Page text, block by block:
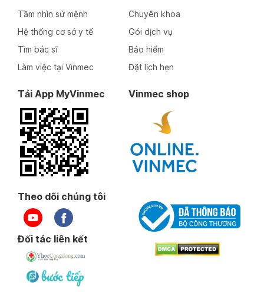
Tầm nhìn sứ mệnh
Hệ thống cơ sở y tế
Tìm bác sĩ
Làm việc tại Vinmec
Chuyên khoa
Gói dịch vụ
Bảo hiểm
Đặt lịch hẹn
Tải App MyVinmec Vinmec shop
Theo dõi chúng tôi
Đối tác liên kết